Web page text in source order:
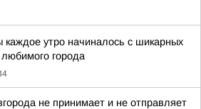
каждое утро начиналось с шикарных
города
не принимает и не отправляет